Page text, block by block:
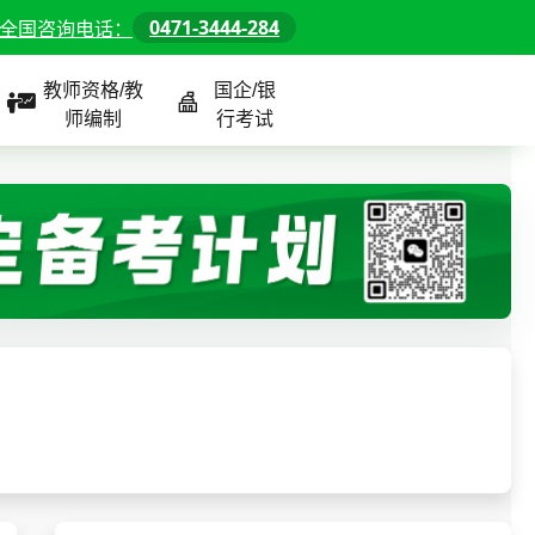
全国咨询电话： 0471-3444-284
程 警察/辅警课程
教师资格/教
师编制
师/资格课程
国企/银
行考试
国
京
国企/银行课程